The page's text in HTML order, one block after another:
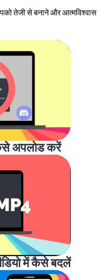
तेजी से बनाने और आत्मविश्वास
अपलोड करें
में कैसे बदलें